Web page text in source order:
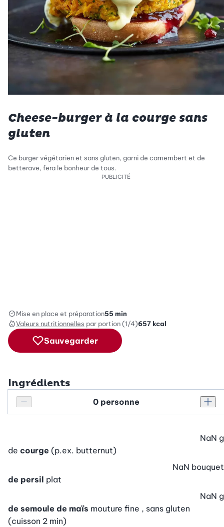
Cheese-burger à la courge sans
gluten
Ce burger végétarien et sans gluten, garni de camembert et de
betterave, fera le bonheur de tous.
PUBLICITÉ
Mise en place et préparation55 min
Valeurs nutritionnelles par portion (1/4)657kcal
Sauvegarder
Ingrédients
Réduire le nombre de personnes
Personnes
de courge (p.ex. butternut)
NaN g
de persil plat
NaN bouquet
de semoule de maïs mouture fine , sans gluten
(cuisson 2 min)
NaN g